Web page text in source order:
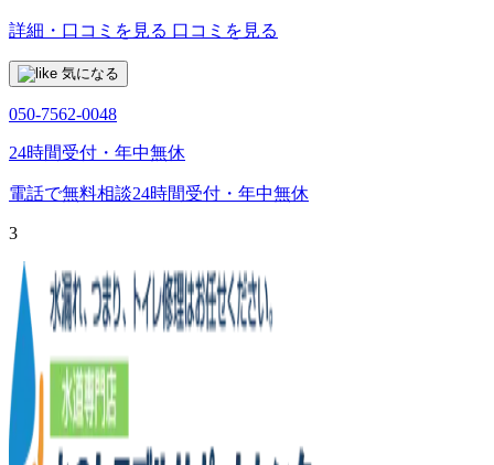
詳細・口コミを見る 口コミを見る
気になる
050-7562-0048
24時間受付・年中無休
電話で無料相談24時間受付・年中無休
3